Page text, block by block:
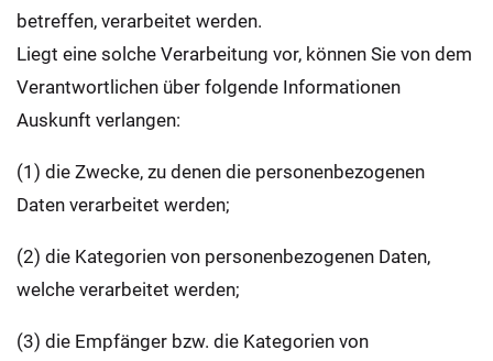
betreffen, verarbeitet werden.
Liegt eine solche Verarbeitung vor, können Sie von dem
Verantwortlichen über folgende Informationen
Auskunft verlangen:
(1) die Zwecke, zu denen die personenbezogenen
Daten verarbeitet werden;
(2) die Kategorien von personenbezogenen Daten,
welche verarbeitet werden;
(3) die Empfänger bzw. die Kategorien von